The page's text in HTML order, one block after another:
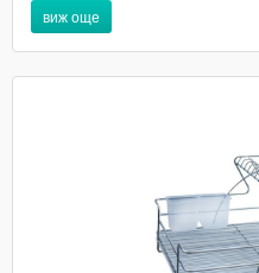
виж още